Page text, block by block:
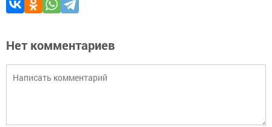
Нет комментариев